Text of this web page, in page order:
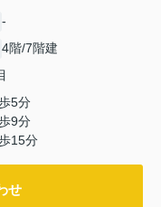
-
4階/7階建
5分
9分
15分
せ